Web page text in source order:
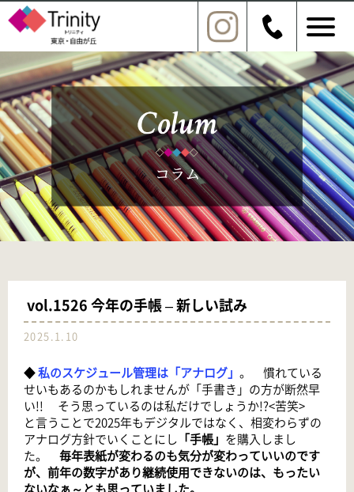
vol.1526 今年の手帳 – 新しい試み
2025.1.10
◆私のスケジュール管理は「アナログ」 。 慣れている
せいもあるのかもしれませんが「手書き」の方が断然早
い!! そう思っているのは私だけでしょうか!?<苦笑>
と言うことで2025年もデジタルではなく、相変わらずの
アナログ方針でいくことにし 「手帳」 を購入しまし
た。 毎年表紙が変わるのも気分が変わっていいのです
が、前年の数字があり継続使用できないのは、もったい
ないなぁ～とも思っていました。